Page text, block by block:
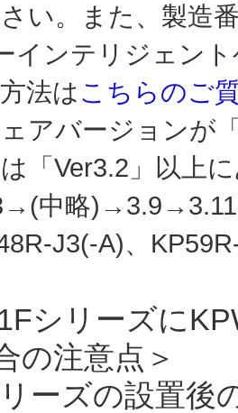
い。また、製造
インテリジェン
法はこちらのご
アバージョンが
「Ver3.2」以上
中略)→3.9→3.11
J3(-A)、
シリーズに
の注意点＞
リーズの設置後